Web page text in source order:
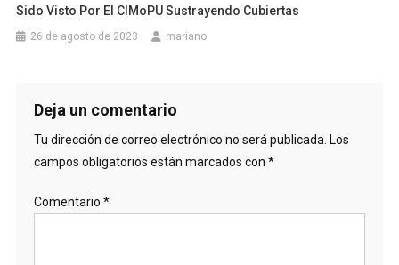
Sido Visto Por El CIMoPU Sustrayendo Cubiertas
26 de agosto de 2023 mariano
Deja un comentario
Tu dirección de correo electrónico no será publicada. Los
campos obligatorios están marcados con *
Comentario *